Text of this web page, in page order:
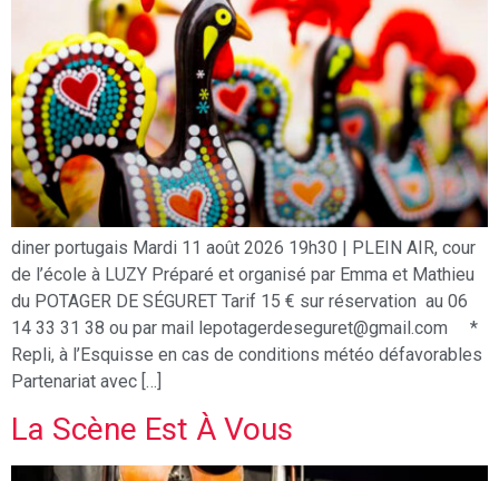
diner portugais Mardi 11 août 2026 19h30 | PLEIN AIR, cour
de l’école à LUZY Préparé et organisé par Emma et Mathieu
du POTAGER DE SÉGURET Tarif 15 € sur réservation au 06
14 33 31 38 ou par mail lepotagerdeseguret@gmail.com *
Repli, à l’Esquisse en cas de conditions météo défavorables
Partenariat avec […]
La Scène Est À Vous